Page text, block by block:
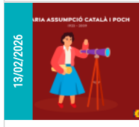
13/02/2026